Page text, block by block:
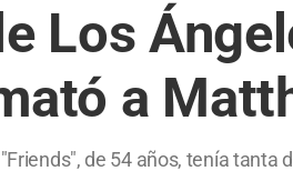
Los
a
de 54 años, tenía tanta